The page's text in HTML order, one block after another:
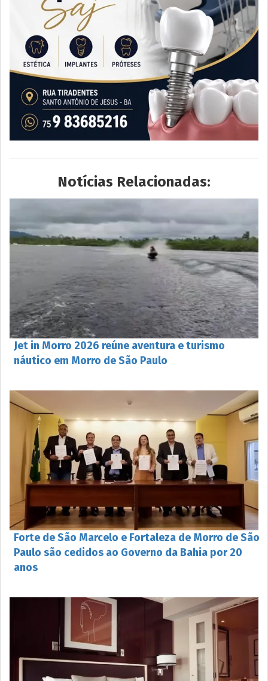
Notícias Relacionadas:
Jet in Morro 2026 reúne aventura e turismo
náutico em Morro de São Paulo
Forte de São Marcelo e Fortaleza de Morro de São
Paulo são cedidos ao Governo da Bahia por 20
anos